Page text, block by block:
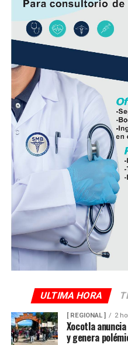
ULTIMA HORA
[ REGIONAL ] 2
Xocotla
y genera